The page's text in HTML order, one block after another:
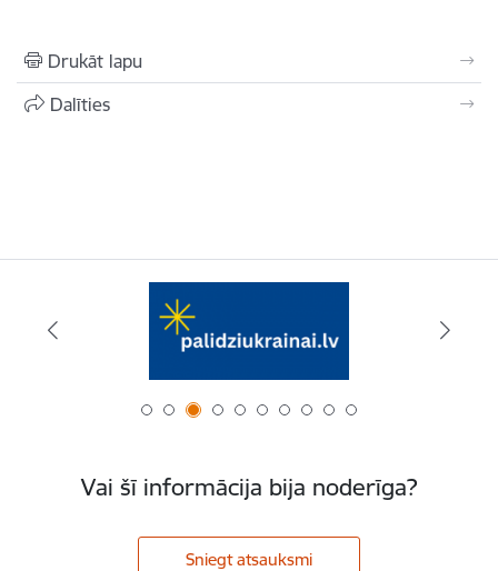
Drukāt lapu
Dalīties
Vai šī informācija bija noderīga?
Sniegt atsauksmi